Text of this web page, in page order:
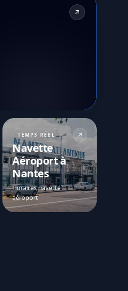
TEMPS RÉEL
Navette
Aéroport à
Nantes
Horaires navette
aéroport